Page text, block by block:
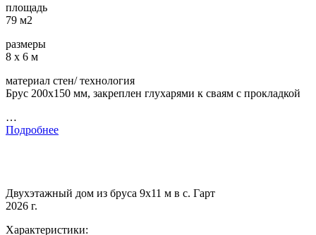
площадь
79 м2
размеры
8 х 6 м
материал стен/ технология
Брус 200х150 мм, закреплен глухарями к сваям с прокладкой
…
Подробнее
Двухэтажный дом из бруса 9х11 м в с. Гарт
2026 г.
Характеристики: